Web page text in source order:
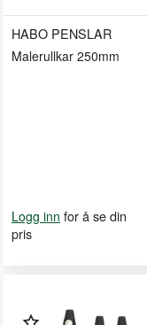
HABO PENSLAR
Malerullkar 250mm
Logg inn for å se din
pris